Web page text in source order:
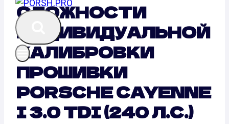
СЛОЖНОСТИ
ИНДИВИДУАЛЬНОЙ
КАЛИБРОВКИ
ПРОШИВКИ
PORSCHE CAYENNE
I 3.0 TDI (240 Л.С.)